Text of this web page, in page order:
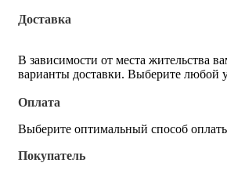
Доставка
В зависимости от места жительства
варианты доставки. Выберите любой
Оплата
Выберите оптимальный способ
Покупатель